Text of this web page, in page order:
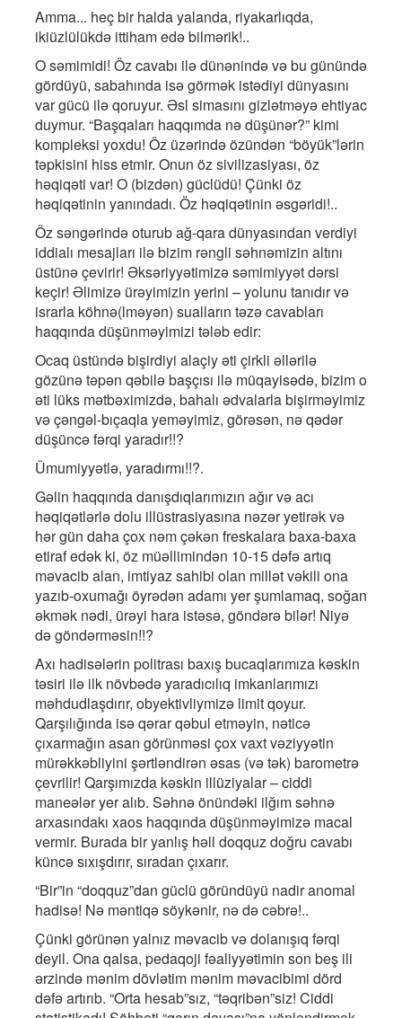
Amma... heç bir halda yalanda, riyakarlıqda,
ikiüzlülükdə ittiham edə bilmərik!..
O səmimidi! Öz cavabı ilə dünənində və bu günündə
gördüyü, sabahında isə görmək istədiyi dünyasını
var gücü ilə qoruyur. Əsl simasını gizlətməyə ehtiyac
duymur. “Başqaları haqqımda nə düşünər?” kimi
kompleksi yoxdu! Öz üzərində özündən “böyük”lərin
təpkisini hiss etmir. Onun öz sivilizasiyası, öz
həqiqəti var! O (bizdən) güclüdü! Çünki öz
həqiqətinin yanındadı. Öz həqiqətinin əsgəridi!..
Öz səngərində oturub ağ-qara dünyasından verdiyi
iddialı mesajları ilə bizim rəngli səhnəmizin altını
üstünə çevirir! Əksəriyyətimizə səmimiyyət dərsi
keçir! Əlimizə ürəyimizin yerini – yolunu tanıdır və
israrla köhnə(lməyən) sualların təzə cavabları
haqqında düşünməyimizi tələb edir:
Ocaq üstündə bişirdiyi alaçiy əti çirkli əllərilə
gözünə təpən qəbilə başçısı ilə müqayisədə, bizim o
əti lüks mətbəximizdə, bahalı ədvalarla bişirməyimiz
və çəngəl-bıçaqla yeməyimiz, görəsən, nə qədər
düşüncə fərqi yaradır!!?
Ümumiyyətlə, yaradırmı!!?.
Gəlin haqqında danışdıqlarımızın ağır və acı
həqiqətlərlə dolu illüstrasiyasına nəzər yetirək və
hər gün daha çox nəm çəkən freskalara baxa-baxa
etiraf edək ki, öz müəllimindən 10-15 dəfə artıq
məvacib alan, imtiyaz sahibi olan millət vəkili ona
yazıb-oxumağı öyrədən adamı yer şumlamaq, soğan
əkmək nədi, ürəyi hara istəsə, göndərə bilər! Niyə
də göndərməsin!!?
Axı hadisələrin politrası baxış bucaqlarımıza kəskin
təsiri ilə ilk növbədə yaradıcılıq imkanlarımızı
məhdudlaşdırır, obyektivliymizə limit qoyur.
Qarşılığında isə qərar qəbul etməyin, nəticə
çıxarmağın asan görünməsi çox vaxt vəziyyətin
mürəkkəbliyini şərtləndirən əsas (və tək) barometrə
çevrilir! Qarşımızda kəskin illüziyalar – ciddi
maneələr yer alıb. Səhnə önündəki ilğım səhnə
arxasındakı xaos haqqında düşünməyimizə macal
vermir. Burada bir yanlış həll doqquz doğru cavabı
küncə sıxışdırır, sıradan çıxarır.
“Bir”in “doqquz”dan güclü göründüyü nadir anomal
hadisə! Nə məntiqə söykənir, nə də cəbrə!..
Çünki görünən yalnız məvacib və dolanışıq fərqi
deyil. Ona qalsa, pedaqoji fəaliyyətimin son beş ili
ərzində mənim dövlətim mənim məvacibimi dörd
dəfə artırıb. “Orta hesab”sız, “təqribən”siz! Ciddi